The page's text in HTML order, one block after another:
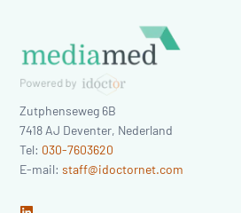
Zutphenseweg 6B
7418 AJ Deventer, Nederland
Tel: 030-7603620
E-mail:staff@idoctornet.com